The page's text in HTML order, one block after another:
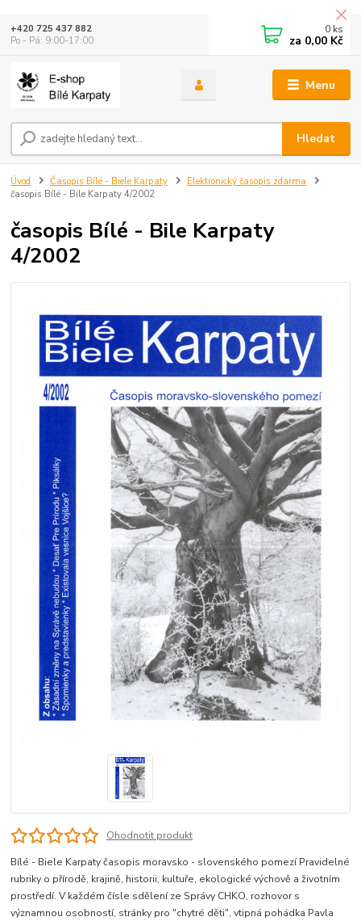
Menu
Hledat
+420 725 437 882
Po - Pá: 9:00-17:00
0 ks
za 0,00 Kč
Úvod Časopis Bílé - Biele Karpaty
Elektronický časopis zdarma
časopis Bílé - Bile Karpaty 4/2002
časopis Bílé - Bile Karpaty
4/2002
Ohodnotit produkt
Bílé - Biele Karpaty časopis moravsko - slovenského pomezí Pravidelné
rubriky o přírodě, krajině, historii, kultuře, ekologické výchově a životním
prostředí. V každém čísle sdělení ze Správy CHKO, rozhovor s
významnou osobností, stránky pro "chytré děti", vtipná pohádka Pavla